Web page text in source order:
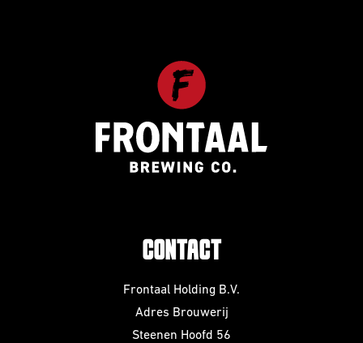
CONTACT
Frontaal Holding B.V.
Adres Brouwerij
Steenen Hoofd 56